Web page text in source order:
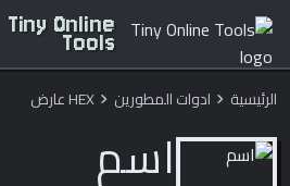
Tiny Online
Tools
الرئيسية chevron_right ادوات المطورين chevron_right HEX عارض
اسم